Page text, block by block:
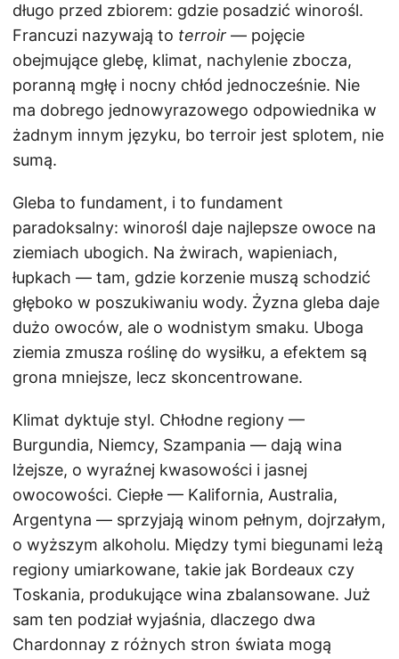
długo przed zbiorem: gdzie posadzić winorośl.
Francuzi nazywają to terroir — pojęcie
obejmujące glebę, klimat, nachylenie zbocza,
poranną mgłę i nocny chłód jednocześnie. Nie
ma dobrego jednowyrazowego odpowiednika w
żadnym innym języku, bo terroir jest splotem, nie
sumą.
Gleba to fundament, i to fundament
paradoksalny: winorośl daje najlepsze owoce na
ziemiach ubogich. Na żwirach, wapieniach,
łupkach — tam, gdzie korzenie muszą schodzić
głęboko w poszukiwaniu wody. Żyzna gleba daje
dużo owoców, ale o wodnistym smaku. Uboga
ziemia zmusza roślinę do wysiłku, a efektem są
grona mniejsze, lecz skoncentrowane.
Klimat dyktuje styl. Chłodne regiony —
Burgundia, Niemcy, Szampania — dają wina
lżejsze, o wyraźnej kwasowości i jasnej
owocowości. Ciepłe — Kalifornia, Australia,
Argentyna — sprzyjają winom pełnym, dojrzałym,
o wyższym alkoholu. Między tymi biegunami leżą
regiony umiarkowane, takie jak Bordeaux czy
Toskania, produkujące wina zbalansowane. Już
sam ten podział wyjaśnia, dlaczego dwa
Chardonnay z różnych stron świata mogą